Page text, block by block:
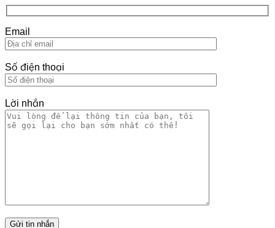
Email
Số điện thoại
Lời nhắn